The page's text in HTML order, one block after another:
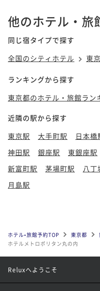
他のホテル・旅
同じ宿タイプで探す
全国のシティホテル
東
ランキングから探す
東京都のホテル・旅館ラン
近隣の駅から探す
東京駅
大手町駅 日本橋
神田駅
銀座駅 東銀座駅
新富町駅
茅場町駅 八丁
月島駅
ホテル•旅館予約TOP 東京都
ホテルメトロポリタン丸の内
Reluxへようこそ